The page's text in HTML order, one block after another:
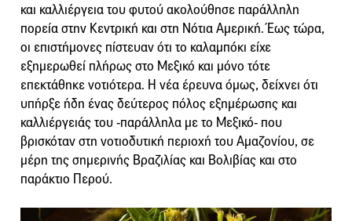
και καλλιέργεια του φυτού ακολούθησε παράλληλη
πορεία στην Κεντρική και στη Νότια Αμερική. Έως τώρα,
οι επιστήμονες πίστευαν ότι το καλαμπόκι είχε
εξημερωθεί πλήρως στο Μεξικό και μόνο τότε
επεκτάθηκε νοτιότερα. Η νέα έρευνα όμως, δείχνει ότι
υπήρξε ήδη ένας δεύτερος πόλος εξημέρωσης και
καλλιέργειάς του -παράλληλα με το Μεξικό- που
βρισκόταν στη νοτιοδυτική περιοχή του Αμαζονίου, σε
μέρη της σημερινής Βραζιλίας και Βολιβίας και στο
παράκτιο Περού.